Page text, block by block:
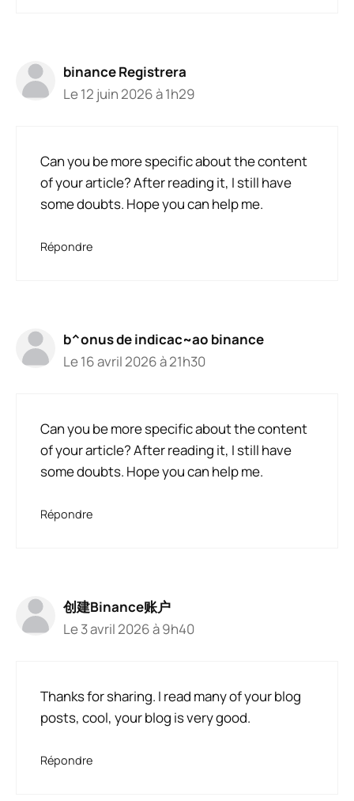
binance Registrera
Le 12 juin 2026 à 1h29
Can you be more specific about the content
of your article? After reading it, I still have
some doubts. Hope you can help me.
Répondre
b^onus de indicac~ao binance
Le 16 avril 2026 à 21h30
Can you be more specific about the content
of your article? After reading it, I still have
some doubts. Hope you can help me.
Répondre
创建Binance账户
Le 3 avril 2026 à 9h40
Thanks for sharing. I read many of your blog
posts, cool, your blog is very good.
Répondre